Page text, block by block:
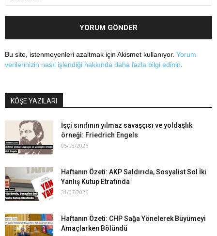
Bu site, istenmeyenleri azaltmak için Akismet kullanıyor. Yorum
verilerinizin nasıl işlendiği hakkında daha fazla bilgi edinin
KÖŞE YAZILARI
İşçi sınıfının yılmaz savaşçısı ve yoldaşlık
örneği: Friedrich Engels
05/08/2026
Haftanın Özeti: AKP Saldırıda, Sosyalist Sol İki
Yanlış Kutup Etrafında
31/07/2026
Haftanın Özeti: CHP Sağa Yönelerek Büyümeyi
Amaçlarken Bölündü